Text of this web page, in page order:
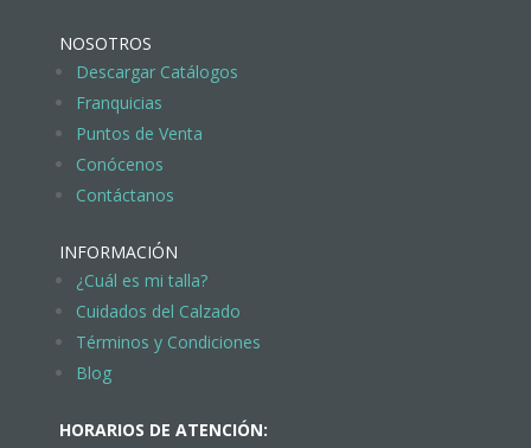
NOSOTROS
Descargar Catálogos
Franquicias
Puntos de Venta
Conócenos
Contáctanos
INFORMACIÓN
¿Cuál es mi talla?
Cuidados del Calzado
Términos y Condiciones
Blog
HORARIOS DE ATENCIÓN: